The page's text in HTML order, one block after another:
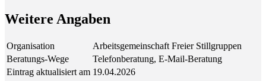
Wei­te­re Angaben
Organisation
Arbeitsgemeinschaft Freier Stillgruppen
Beratungs-Wege
Telefonberatung, E-Mail-Beratung
Eintrag aktualisiert am 19.04.2026